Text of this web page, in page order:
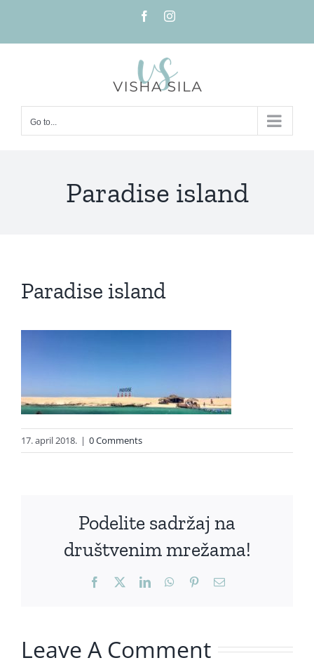
content
FacebookInstagram
Go to...
Paradise island
Paradise island
17. april 2018. | 0 Comments
Podelite sadržaj na
društvenim mrežama!
Facebook LinkedInWhatsApp
PinterestEmail
Leave A Comment